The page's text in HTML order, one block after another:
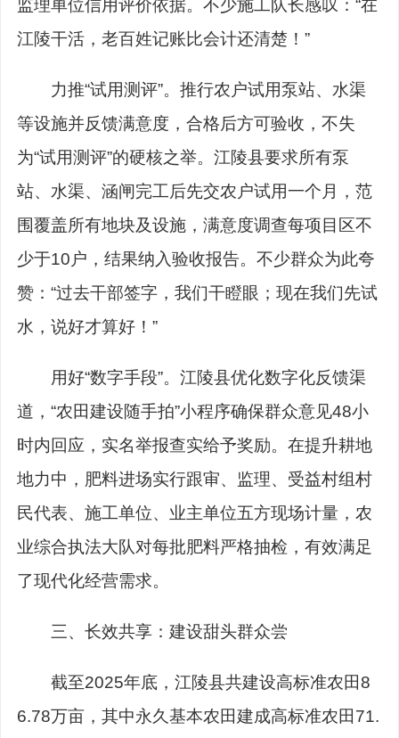
监理单位信用评价依据。不少施工队长感叹：“在
江陵干活，老百姓记账比会计还清楚！”
力推“试用测评”。推行农户试用泵站、水渠
等设施并反馈满意度，合格后方可验收，不失
为“试用测评”的硬核之举。江陵县要求所有泵
站、水渠、涵闸完工后先交农户试用一个月，范
围覆盖所有地块及设施，满意度调查每项目区不
少于10户，结果纳入验收报告。不少群众为此夸
赞：“过去干部签字，我们干瞪眼；现在我们先试
水，说好才算好！”
用好“数字手段”。江陵县优化数字化反馈渠
道，“农田建设随手拍”小程序确保群众意见48小
时内回应，实名举报查实给予奖励。在提升耕地
地力中，肥料进场实行跟审、监理、受益村组村
民代表、施工单位、业主单位五方现场计量，农
业综合执法大队对每批肥料严格抽检，有效满足
了现代化经营需求。
三、长效共享：建设甜头群众尝
截至2025年底，江陵县共建设高标准农田8
6.78万亩，其中永久基本农田建成高标准农田71.